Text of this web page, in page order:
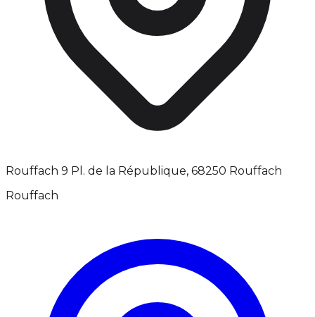
Rouffach 9 Pl. de la République, 68250 Rouffach
Rouffach